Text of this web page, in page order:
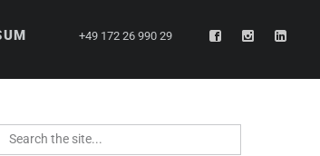
+49 172 26 990 29